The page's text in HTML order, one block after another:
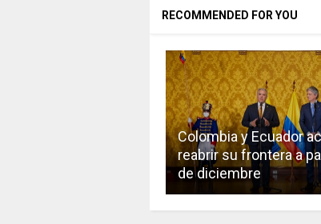
RECOMMENDED FOR YOU
Colombia y Ecuador
reabrir su frontera a
de diciembre